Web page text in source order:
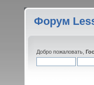
Форум
Добро пожаловать,